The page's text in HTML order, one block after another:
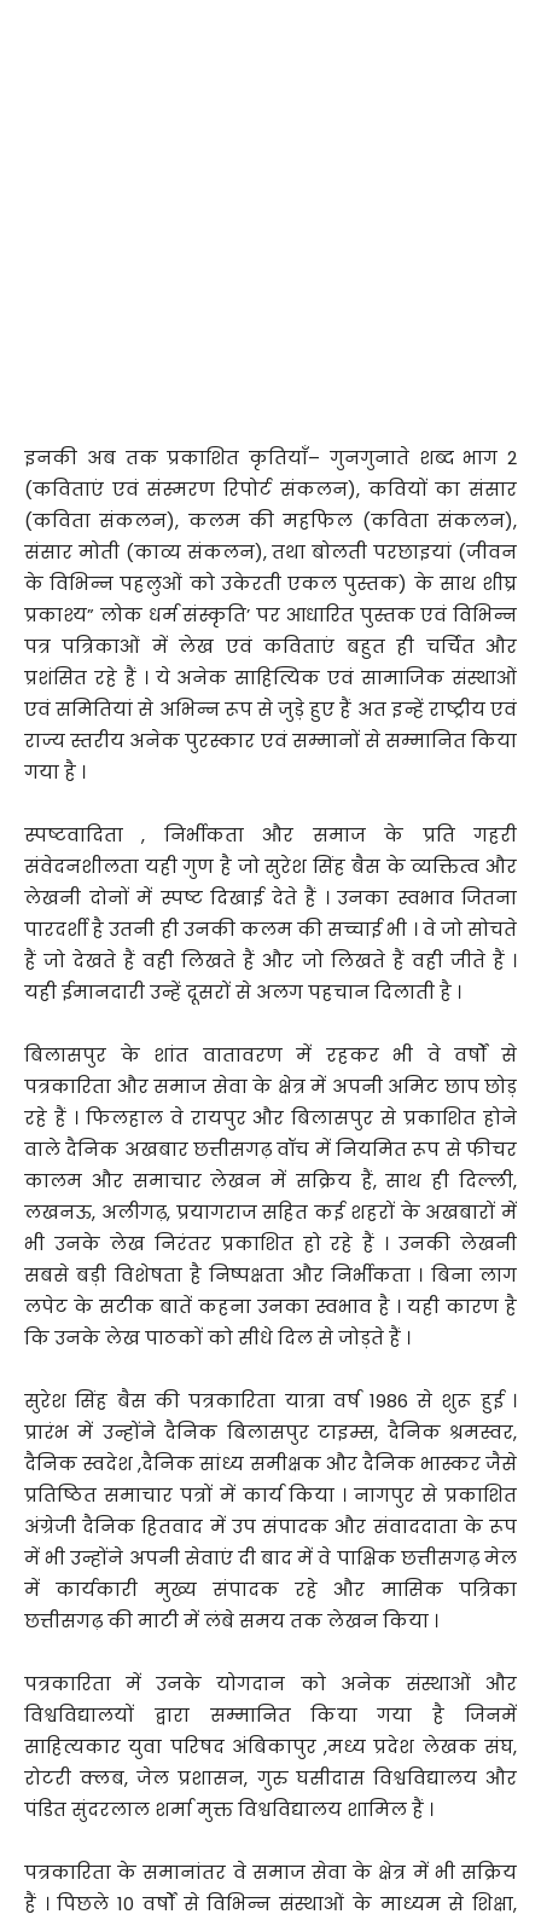
इनकी अब तक प्रकाशित कृतियाँ– गुनगुनाते शब्द भाग 2
(कविताएं एवं संस्मरण रिपोर्ट संकलन), कवियों का संसार
(कविता संकलन), कलम की महफिल (कविता संकलन),
संसार मोती (काव्य संकलन), तथा बोलती परछाइयां (जीवन
के विभिन्न पहलुओं को उकेरती एकल पुस्तक) के साथ शीघ्र
प्रकाश्य” लोक धर्म संस्कृति’ पर आधारित पुस्तक एवं विभिन्न
पत्र पत्रिकाओं में लेख एवं कविताएं बहुत ही चर्चित और
प्रशंसित रहे हैं । ये अनेक साहित्यिक एवं सामाजिक संस्थाओं
एवं समितियां से अभिन्न रूप से जुड़े हुए हैं अत इन्हें राष्ट्रीय एवं
राज्य स्तरीय अनेक पुरस्कार एवं सम्मानों से सम्मानित किया
गया है ।
स्पष्टवादिता , निर्भीकता और समाज के प्रति गहरी
संवेदनशीलता यही गुण है जो सुरेश सिंह बैस के व्यक्तित्व और
लेखनी दोनों में स्पष्ट दिखाई देते हैं । उनका स्वभाव जितना
पारदर्शी है उतनी ही उनकी कलम की सच्चाई भी । वे जो सोचते
हैं जो देखते हैं वही लिखते हैं और जो लिखते हैं वही जीते हैं ।
यही ईमानदारी उन्हें दूसरों से अलग पहचान दिलाती है ।
बिलासपुर के शांत वातावरण में रहकर भी वे वर्षों से
पत्रकारिता और समाज सेवा के क्षेत्र में अपनी अमिट छाप छोड़
रहे हैं । फिलहाल वे रायपुर और बिलासपुर से प्रकाशित होने
वाले दैनिक अखबार छत्तीसगढ़ वॉच में नियमित रूप से फीचर
कालम और समाचार लेखन में सक्रिय हैं, साथ ही दिल्ली,
लखनऊ, अलीगढ़, प्रयागराज सहित कई शहरों के अखबारों में
भी उनके लेख निरंतर प्रकाशित हो रहे हैं । उनकी लेखनी
सबसे बड़ी विशेषता है निष्पक्षता और निर्भीकता । बिना लाग
लपेट के सटीक बातें कहना उनका स्वभाव है । यही कारण है
कि उनके लेख पाठकों को सीधे दिल से जोड़ते हैं ।
सुरेश सिंह बैस की पत्रकारिता यात्रा वर्ष 1986 से शुरू हुई ।
प्रारंभ में उन्होंने दैनिक बिलासपुर टाइम्स, दैनिक श्रमस्वर,
दैनिक स्वदेश ,दैनिक सांध्य समीक्षक और दैनिक भास्कर जैसे
प्रतिष्ठित समाचार पत्रों में कार्य किया । नागपुर से प्रकाशित
अंग्रेजी दैनिक हितवाद में उप संपादक और संवाददाता के रूप
में भी उन्होंने अपनी सेवाएं दी बाद में वे पाक्षिक छत्तीसगढ़ मेल
में कार्यकारी मुख्य संपादक रहे और मासिक पत्रिका
छत्तीसगढ़ की माटी में लंबे समय तक लेखन किया ।
पत्रकारिता में उनके योगदान को अनेक संस्थाओं और
विश्वविद्यालयों द्वारा सम्मानित किया गया है जिनमें
साहित्यकार युवा परिषद अंबिकापुर ,मध्य प्रदेश लेखक संघ,
रोटरी क्लब, जेल प्रशासन, गुरु घसीदास विश्वविद्यालय और
पंडित सुंदरलाल शर्मा मुक्त विश्वविद्यालय शामिल हैं ।
पत्रकारिता के समानांतर वे समाज सेवा के क्षेत्र में भी सक्रिय
हैं । पिछले 10 वर्षों से विभिन्न संस्थाओं के माध्यम से शिक्षा,